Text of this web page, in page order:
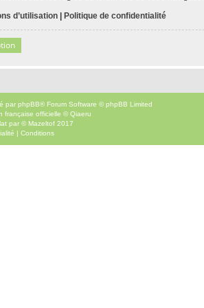
d’utilisation | Politique de confidentialité
par phpBB® Forum Software © phpBB Limited
française officielle ©Qiaeru
par © Mazeltof 2017
| Conditions